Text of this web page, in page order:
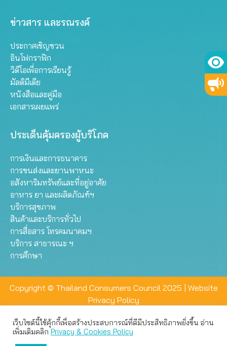
ข่าวสาร และรณรงค์
ประกาศเชิญชวน
อินโฟกราฟิก
วิดีโอเพื่อการเรียนรู้
มัลติมีเดีย
หนังสือและคู่มือ
เอกสารเผยแพร่
ประเด็นคุ้มครองผู้บริโภค
การเงินและการธนาคาร
การขนส่งและยานพาหนะ
อสังหาริมทรัพย์และที่อยู่อาศัย
อาหาร ยา และผลิตภัณฑ์ฯ
บริการสุขภาพ
สินค้าและบริการทั่วไป
การสื่อสาร โทรคมนาคมฯ
บริการ สาธารณะ ฯ
การศึกษา
Copyright © Thailand Consumers Council 2025 | Website
Privacy Policy
เว็บไซต์นี้ใช้คุ้กกี้เพื่อสร้างประสบการณ์ที่ดีมีประสิทธิภาพยิ่งขึ้น อ่าน
เพิ่มเติมคลิกPrivacy & Cookies Policy
เว็บไซต์นี้ใช้คุกกี้เพื่อมอบประสบการณ์การใช้งานที่ดีให้แก่ท่าน คุณ
สามารถเลือกตั้งค่าความเป็นส่วนตัวได้